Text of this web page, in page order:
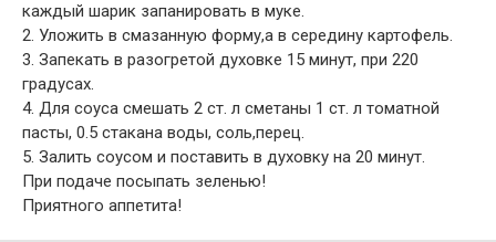
каждый шарик запанировать в муке.
2. Уложить в смазанную форму,а в середину картофель.
3. Запекать в разогретой духовке 15 минут, при 220
градусах.
4. Для соуса смешать 2 ст. л сметаны 1 ст. л томатной
пасты, 0.5 стакана воды, соль,перец.
5. Залить соусом и поставить в духовку на 20 минут.
При подаче посыпать зеленью!
Приятного аппетита!